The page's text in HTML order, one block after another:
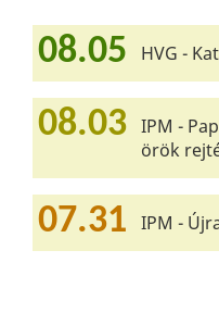
08.05 HVG -
08.03
IPM -
örök
07.31 IPM -